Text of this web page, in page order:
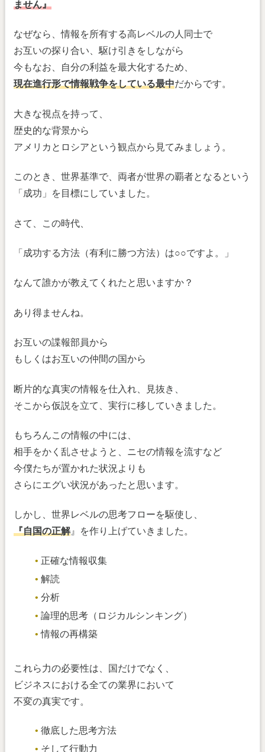
ません』
なぜなら、情報を所有する高レベルの人同士で
お互いの探り合い、駆け引きをしながら
今もなお、自分の利益を最大化するため、
現在進行形で情報戦争をしている最中だからです。
大きな視点を持って、
歴史的な背景から
アメリカとロシアという観点から見てみましょう。
このとき、世界基準で、両者が世界の覇者となるという
「成功」を目標にしていました。
さて、この時代、
「成功する方法（有利に勝つ方法）は○○ですよ。」
なんて誰かが教えてくれたと思いますか？
あり得ませんね。
お互いの諜報部員から
もしくはお互いの仲間の国から
断片的な真実の情報を仕入れ、見抜き、
そこから仮説を立て、実行に移していきました。
もちろんこの情報の中には、
相手をかく乱させようと、ニセの情報を流すなど
今僕たちが置かれた状況よりも
さらにエグい状況があったと思います。
しかし、世界レベルの思考フローを駆使し、
『自国の正解』を作り上げていきました。
正確な情報収集
解読
分析
論理的思考（ロジカルシンキング）
情報の再構築
これら力の必要性は、国だけでなく、
ビジネスにおける全ての業界において
不変の真実です。
徹底した思考方法
そして行動力